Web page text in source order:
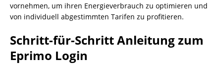
vornehmen, um ihren Energieverbrauch zu optimieren und
von individuell abgestimmten Tarifen zu profitieren.
Schritt-für-Schritt Anleitung zum
Eprimo Login